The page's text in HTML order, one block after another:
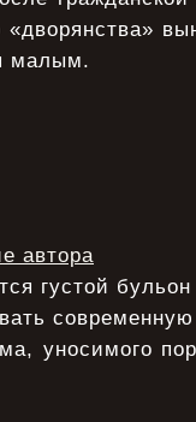
малым.
автора
густой
уносимого